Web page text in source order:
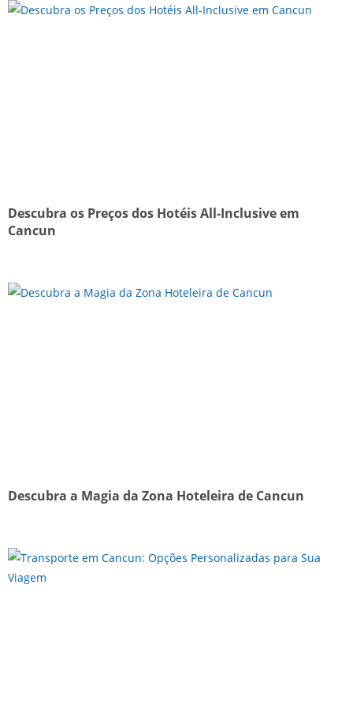
Descubra os Preços dos Hotéis All-Inclusive em
Cancun
Descubra a Magia da Zona Hoteleira de Cancun